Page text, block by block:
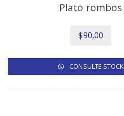
Plato rombos
$90,00
CONSULTE STOCK